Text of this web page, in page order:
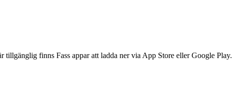
tillgänglig finns Fass appar att ladda ner via App Store eller Google Play.